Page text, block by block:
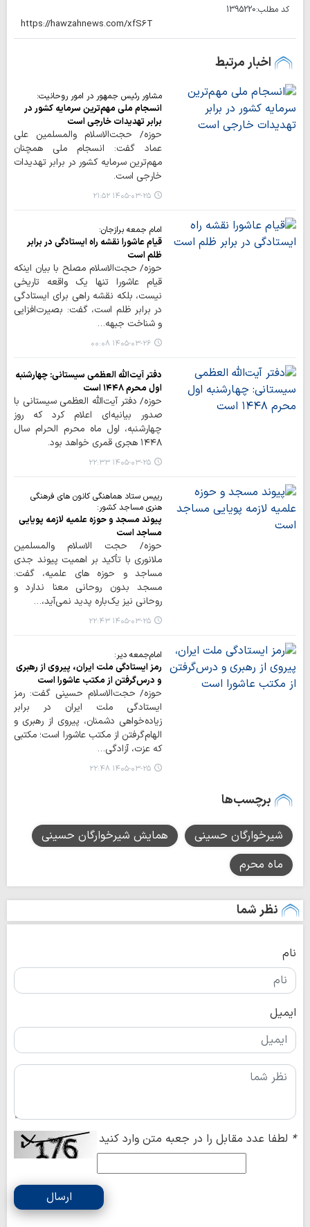
کد مطلب:1395220
اخبار مرتبط
مشاور رئیس جمهور در امور روحانیت:
انسجام ملی مهم‌ترین سرمایه کشور در
برابر تهدیدات خارجی است
حوزه/ حجت‌الاسلام والمسلمین علی
عماد گفت: انسجام ملی همچنان
مهم‌ترین سرمایه کشور در برابر تهدیدات
خارجی است.
۱۴۰۵-۰۳-۲۵ ۲۱:۵۲
امام جمعه برازجان:
قیام عاشورا نقشه راه ایستادگی در برابر
ظلم است
حوزه/ حجت‌الاسلام مصلح با بیان اینکه
قیام عاشورا تنها یک واقعه تاریخی
نیست، بلکه نقشه راهی برای ایستادگی
در برابر ظلم است، گفت: بصیرت‌افزایی
و شناخت جبهه…
۱۴۰۵-۰۳-۲۶ ۰۰:۰۸
دفتر آیت‌الله العظمی سیستانی: چهارشنبه
اول محرم ۱۴۴۸ است
حوزه/ دفتر آیت‌الله العظمی سیستانی با
صدور بیانیه‌ای اعلام کرد که روز
چهارشنبه، اول ماه محرم الحرام سال
۱۴۴۸ هجری قمری خواهد بود.
۱۴۰۵-۰۳-۲۵ ۲۲:۳۳
رییس ستاد هماهنگی کانون های فرهنگی
هنری مساجد کشور:
پیوند مسجد و حوزه علمیه لازمه پویایی
مساجد است
حوزه/ حجت الاسلام والمسلمین
ملانوری با تأکید بر اهمیت پیوند جدی
مساجد و حوزه های علمیه، گفت:
مسجد بدون روحانی معنا ندارد و
روحانی نیز یک‌باره پدید نمی‌آید،…
۱۴۰۵-۰۳-۲۵ ۲۲:۴۳
امام‌جمعه دیر:
رمز ایستادگی ملت ایران، پیروی از رهبری
و درس‌گرفتن از مکتب عاشورا است
حوزه/ حجت‌الاسلام حسینی گفت: رمز
ایستادگی ملت ایران در برابر
زیاده‌خواهی دشمنان، پیروی از رهبری و
الهام‌گرفتن از مکتب عاشورا است؛ مکتبی
که عزت، آزادگی…
۱۴۰۵-۰۳-۲۵ ۲۲:۴۸
برچسب‌ها
شیرخوارگان حسینی
همایش شیرخوارگان حسینی
ماه محرم
نظر شما
نام
ایمیل
* لطفا عدد مقابل را در جعبه متن وارد کنید
ارسال